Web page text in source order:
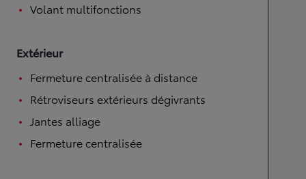
Volant multifonctions
Extérieur
Fermeture centralisée à distance
Rétroviseurs extérieurs dégivrants
Jantes alliage
Fermeture centralisée